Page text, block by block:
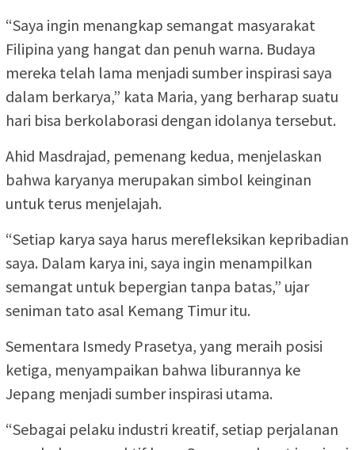
“Saya ingin menangkap semangat masyarakat
Filipina yang hangat dan penuh warna. Budaya
mereka telah lama menjadi sumber inspirasi saya
dalam berkarya,” kata Maria, yang berharap suatu
hari bisa berkolaborasi dengan idolanya tersebut.
Ahid Masdrajad, pemenang kedua, menjelaskan
bahwa karyanya merupakan simbol keinginan
untuk terus menjelajah.
“Setiap karya saya harus merefleksikan kepribadian
saya. Dalam karya ini, saya ingin menampilkan
semangat untuk bepergian tanpa batas,” ujar
seniman tato asal Kemang Timur itu.
Sementara Ismedy Prasetya, yang meraih posisi
ketiga, menyampaikan bahwa liburannya ke
Jepang menjadi sumber inspirasi utama.
“Sebagai pelaku industri kreatif, setiap perjalanan